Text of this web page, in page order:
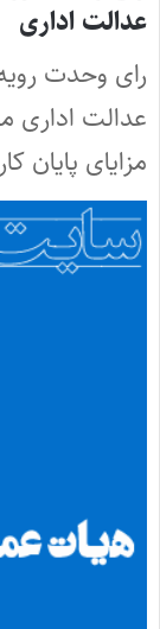
عدالت اداری
عدالت اداری
مزایای پایان